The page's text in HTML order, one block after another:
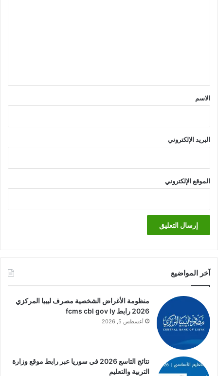
*
الاسم
البريد الإلكتروني
الموقع الإلكتروني
آخر المواضيع
منظومة الأغراض الشخصية مصرف ليبيا المركزي
2026 رابط fcms cbl gov ly
أغسطس 5, 2026
نتائج التاسع 2026 في سوريا عبر رابط موقع وزارة
التربية والتعليم